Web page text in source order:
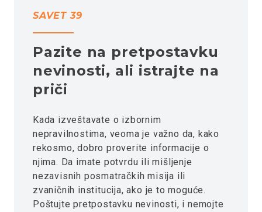
SAVET 39
Pazite na pretpostavku
nevinosti, ali istrajte na
priči
Kada izveštavate o izbornim
nepravilnostima, veoma je važno da, kako
rekosmo, dobro proverite informacije o
njima. Da imate potvrdu ili mišljenje
nezavisnih posmatračkih misija ili
zvaničnih institucija, ako je to moguće.
Poštujte pretpostavku nevinosti, i nemojte